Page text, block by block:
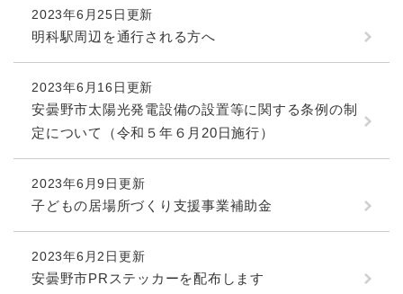
2023年6月25日更新
明科駅周辺を通行される方へ
2023年6月16日更新
安曇野市太陽光発電設備の設置等に関する条例の制
定について（令和５年６月20日施行）
2023年6月9日更新
子どもの居場所づくり支援事業補助金
2023年6月2日更新
安曇野市PRステッカーを配布します